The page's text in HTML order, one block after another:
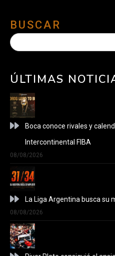
BUSCAR
ÚLTIMAS
Boca conoce rivales y
Intercontinental FIBA
08/08/2026
La Liga Argentina busca su
08/08/2026